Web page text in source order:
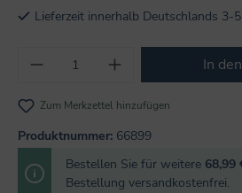
Lieferzeit innerhalb Deutschlands 3-
Produkt Anzahl: GibIn
Zum Merkzettel hinzufügen
Produktnummer: 66899
Bestellen Sie für weitere 68,99
Bestellung versandkostenfrei.